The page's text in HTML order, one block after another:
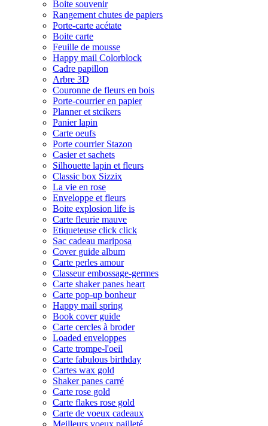
Boite souvenir
Rangement chutes de papiers
Porte-carte acétate
Boite carte
Feuille de mousse
Happy mail Colorblock
Cadre papillon
Arbre 3D
Couronne de fleurs en bois
Porte-courrier en papier
Planner et stcikers
Panier lapin
Carte oeufs
Porte courrier Stazon
Casier et sachets
Silhouette lapin et fleurs
Classic box Sizzix
La vie en rose
Enveloppe et fleurs
Boite explosion life is
Carte fleurie mauve
Etiqueteuse click click
Sac cadeau mariposa
Cover guide album
Carte perles amour
Classeur embossage-germes
Carte shaker panes heart
Carte pop-up bonheur
Happy mail spring
Book cover guide
Carte cercles à broder
Loaded enveloppes
Carte trompe-l'oeil
Carte fabulous birthday
Cartes wax gold
Shaker panes carré
Carte rose gold
Carte flakes rose gold
Carte de voeux cadeaux
Meilleurs voeux pailleté